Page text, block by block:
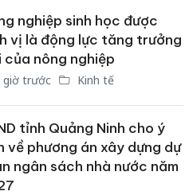
nghiệp sinh học được
vị là động lực tăng trưởng
của nông nghiệp
giờ trước Kinh tế
tỉnh Quảng Ninh cho ý
về phương án xây dựng dự
ngân sách nhà nước năm